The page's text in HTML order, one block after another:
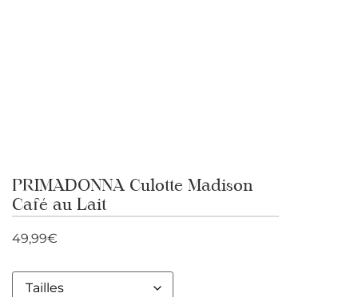
PRIMADONNA Culotte Madison
Café au Lait
49,99€